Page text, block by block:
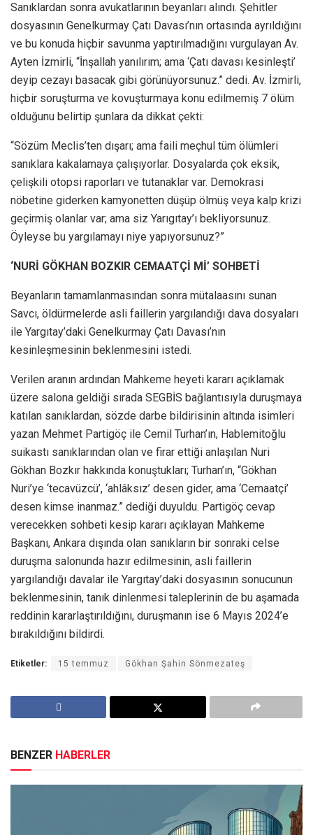
Sanıklardan sonra avukatlarının beyanları alındı. Şehitler
dosyasının Genelkurmay Çatı Davası’nın ortasında ayrıldığını
ve bu konuda hiçbir savunma yaptırılmadığını vurgulayan Av.
Ayten İzmirli, “İnşallah yanılırım; ama ‘Çatı davası kesinleşti’
deyip cezayı basacak gibi görünüyorsunuz.” dedi. Av. İzmirli,
hiçbir soruşturma ve kovuşturmaya konu edilmemiş 7 ölüm
olduğunu belirtip şunlara da dikkat çekti:
“Sözüm Meclis’ten dışarı; ama faili meçhul tüm ölümleri
sanıklara kakalamaya çalışıyorlar. Dosyalarda çok eksik,
çelişkili otopsi raporları ve tutanaklar var. Demokrasi
nöbetine giderken kamyonetten düşüp ölmüş veya kalp krizi
geçirmiş olanlar var; ama siz Yarıgıtay’ı bekliyorsunuz.
Öyleyse bu yargılamayı niye yapıyorsunuz?”
‘NURİ GÖKHAN BOZKIR CEMAATÇİ Mİ’ SOHBETİ
Beyanların tamamlanmasından sonra mütalaasını sunan
Savcı, öldürmelerde asli faillerin yargılandığı dava dosyaları
ile Yargıtay’daki Genelkurmay Çatı Davası’nın
kesinleşmesinin beklenmesini istedi.
Verilen aranın ardından Mahkeme heyeti kararı açıklamak
üzere salona geldiği sırada SEGBİS bağlantısıyla duruşmaya
katılan sanıklardan, sözde darbe bildirisinin altında isimleri
yazan Mehmet Partigöç ile Cemil Turhan’ın, Hablemitoğlu
suikastı sanıklarından olan ve firar ettiği anlaşılan Nuri
Gökhan Bozkır hakkında konuştukları; Turhan’ın, “Gökhan
Nuri’ye ‘tecavüzcü’, ‘ahlâksız’ desen gider, ama ‘Cemaatçi’
desen kimse inanmaz.” dediği duyuldu. Partigöç cevap
verecekken sohbeti kesip kararı açıklayan Mahkeme
Başkanı, Ankara dışında olan sanıkların bir sonraki celse
duruşma salonunda hazır edilmesinin, asli faillerin
yargılandığı davalar ile Yargıtay’daki dosyasının sonucunun
beklenmesinin, tanık dinlenmesi taleplerinin de bu aşamada
reddinin kararlaştırıldığını, duruşmanın ise 6 Mayıs 2024’e
bırakıldığını bildirdi.
Etiketler: 15 temmuz Gökhan Şahin Sönmezateş
BENZER HABERLER